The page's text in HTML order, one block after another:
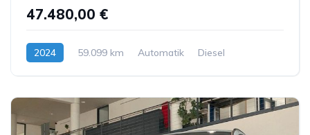
47.480,00 €
2024 59.099 km Automatik Diesel